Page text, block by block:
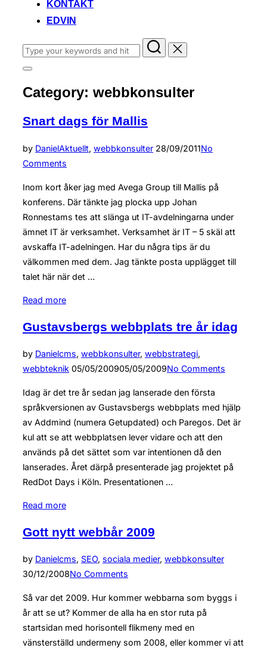
KONTAKT
EDVIN
Search
for:
Toggle
&
navigation
Category: webbkonsulter
Snart dags för Mallis
by DanielAktuellt, webbkonsulterPosted
28/09/2011No
Comments
Inom kort åker jag med Avega Group till Mallis på
konferens. Där tänkte jag plocka upp Johan
Ronnestams tes att slänga ut IT-avdelningarna under
ämnet IT är verksamhet. Verksamhet är IT – 5 skäl att
avskaffa IT-adelningen. Har du några tips är du
välkommen med dem. Jag tänkte posta upplägget till
talet här när det …
Read more“Snart
för
Gustavsbergs webbplats tre år idag
by Danielcms, webbkonsulter, webbstrategi,
webbteknik Posted
05/05/200905/05/2009No Comments
Idag är det tre år sedan jag lanserade den första
språkversionen av Gustavsbergs webbplats med hjälp
av Addmind (numera Getupdated) och Paregos. Det är
kul att se att webbplatsen lever vidare och att den
används på det sättet som var intentionen då den
lanserades. Året därpå presenterade jag projektet på
RedDot Days i Köln. Presentationen …
Read more“Gustavsbergs
tre
idag”
Gott nytt webbår 2009
by Danielcms, SEO, sociala medier, webbkonsulterPosted
30/12/2008No Comments
Så var det 2009. Hur kommer webbarna som byggs i
år att se ut? Kommer de alla ha en stor ruta på
startsidan med horisontell flikmeny med en
vänsterställd undermeny som 2008, eller kommer vi att